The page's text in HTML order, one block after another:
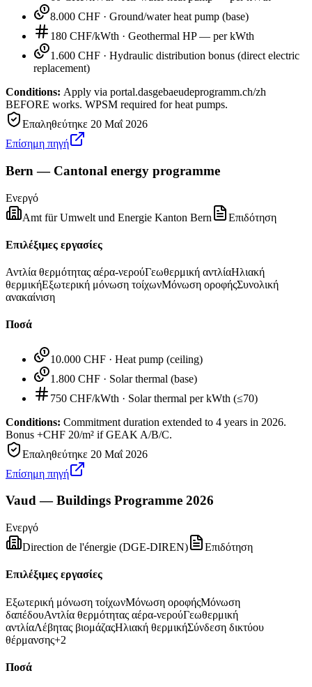
8.000 CHF · Ground/water heat pump (base)
180 CHF/kWth · Geothermal HP — per kWth
1.600 CHF · Hydraulic distribution bonus (direct electric
replacement)
Conditions: Apply via portal.dasgebaeudeprogramm.ch/zh
BEFORE works. WPSM required for heat pumps.
Επαληθεύτηκε 20 Μαΐ 2026
Επίσημη πηγή
Bern — Cantonal energy programme
Ενεργό
Amt für Umwelt und Energie Kanton Bern
Επιδότηση
Επιλέξιμες εργασίες
Αντλία θερμότητας αέρα-νερούΓεωθερμική αντλίαΗλιακή
θερμικήΕξωτερική μόνωση τοίχωνΜόνωση οροφήςΣυνολική
ανακαίνιση
Ποσά
10.000 CHF · Heat pump (ceiling)
1.800 CHF · Solar thermal (base)
750 CHF/kWth · Solar thermal per kWth (≤70)
Conditions: Commitment duration extended to 4 years in 2026.
Bonus +CHF 20/m² if GEAK A/B/C.
Επαληθεύτηκε 20 Μαΐ 2026
Επίσημη πηγή
Vaud — Buildings Programme 2026
Ενεργό
Direction de l'énergie (DGE-DIREN)
Επιδότηση
Επιλέξιμες εργασίες
Εξωτερική μόνωση τοίχωνΜόνωση οροφήςΜόνωση
δαπέδουΑντλία θερμότητας αέρα-νερούΓεωθερμική
αντλίαΛέβητας βιομάζαςΗλιακή θερμικήΣύνδεση δικτύου
θέρμανσης+2
Ποσά